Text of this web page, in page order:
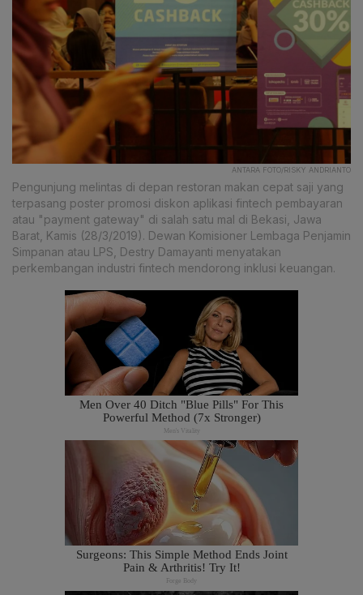
ANTARA FOTO/RISKY ANDRIANTO
Pengunjung melintas di depan restoran makan cepat saji yang
terpasang poster promosi diskon aplikasi fintech pembayaran
atau "payment gateway" di salah satu mal di Bekasi, Jawa
Barat, Kamis (28/3/2019). Dewan Komisioner Lembaga Penjamin
Simpanan atau LPS, Destry Damayanti menyatakan
perkembangan industri fintech mendorong inklusi keuangan.